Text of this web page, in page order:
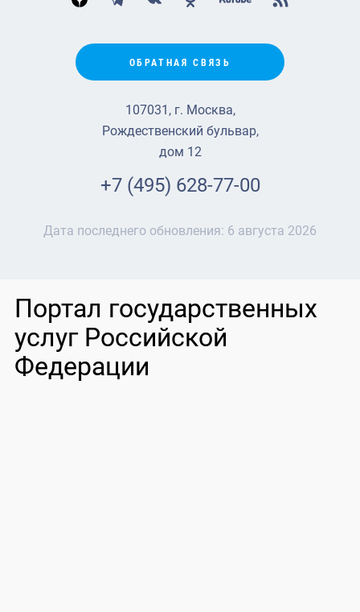
ОБРАТНАЯ СВЯЗЬ
107031, г. Москва,
Рождественский бульвар,
дом 12
+7 (495) 628-77-00
Дата последнего обновления: 6 августа 2026
Портал государственных
услуг Российской
Федерации